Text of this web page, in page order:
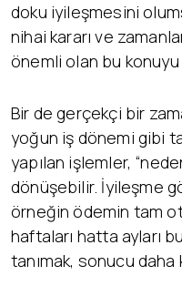
doku iyileşmesini
nihai kararı ve
önemli olan bu konuyu
Bir de gerçekçi bir
yoğun iş dönemi gibi
yapılan işlemler,
dönüşebilir. İyileşme
örneğin ödemin tam
haftaları hatta ayları
tanımak, sonucu